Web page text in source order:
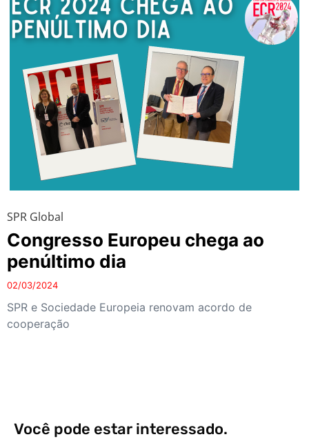
SPR Global
Congresso Europeu chega ao
penúltimo dia
02/03/2024
SPR e Sociedade Europeia renovam acordo de
cooperação
Você pode estar interessado.